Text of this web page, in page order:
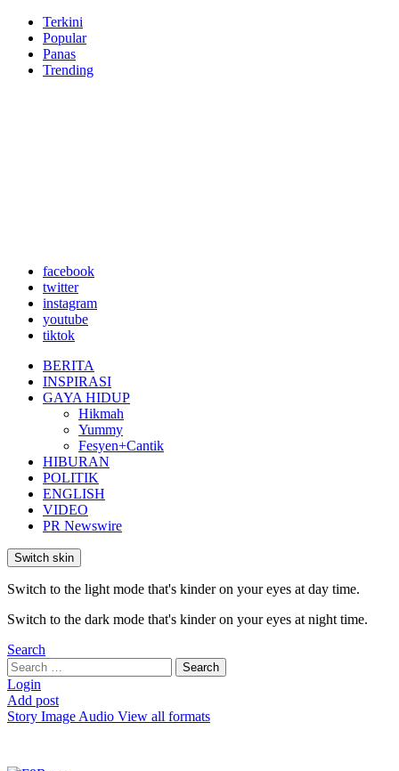
Terkini
Popular
Panas
Trending
facebook
twitter
instagram
youtube
tiktok
BERITA
INSPIRASI
GAYA HIDUP
Hikmah
Yummy
Fesyen+Cantik
HIBURAN
POLITIK
ENGLISH
VIDEO
PR Newswire
Switch skin
Switch to the light mode that's kinder on your eyes at day time.
Switch to the dark mode that's kinder on your eyes at night time.
Search
Search
for:
Search
Login
Add post
Story Image Audio View all formats